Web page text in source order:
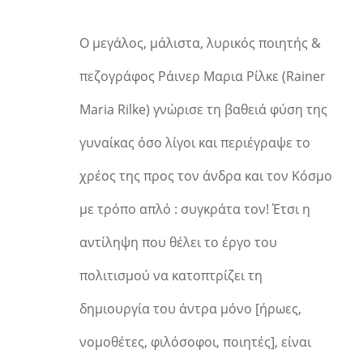
Ο μεγάλος, μάλιστα, λυρικός ποιητής &
πεζογράφος Ράινερ Μαρια Ρίλκε (Rainer
Maria Rilke) γνώρισε τη βαθειά φύση της
γυναίκας όσο λίγοι και περιέγραψε το
χρέος της προς τον άνδρα και τον Κόσμο
με τρόπο απλό : συγκράτα τον! Έτσι η
αντίληψη που θέλει το έργο του
πολιτισμού να κατοπτρίζει τη
δημιουργία του άντρα μόνο [ήρωες,
νομοθέτες, φιλόσοφοι, ποιητές], είναι